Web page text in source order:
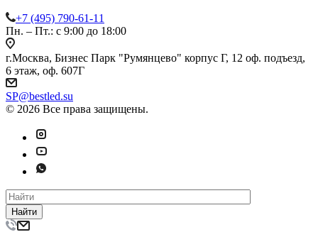
+7 (495) 790-61-11
Пн. – Пт.: с 9:00 до 18:00
г.Москва, Бизнес Парк "Румянцево" корпус Г, 12 оф. подъезд,
6 этаж, оф. 607Г
SP@bestled.su
© 2026 Все права защищены.
Найти